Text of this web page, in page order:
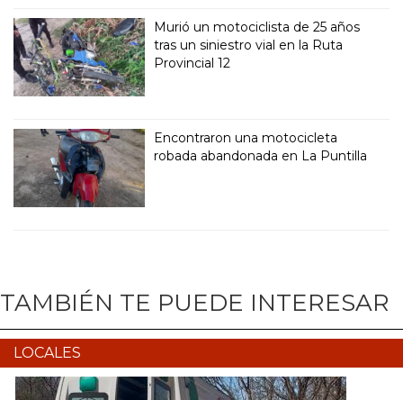
Murió un motociclista de 25 años
tras un siniestro vial en la Ruta
Provincial 12
Encontraron una motocicleta
robada abandonada en La Puntilla
TAMBIÉN TE PUEDE INTERESAR
LOCALES